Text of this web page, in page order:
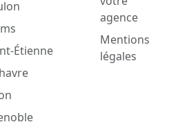
Étienne
agence
Mentions
légales